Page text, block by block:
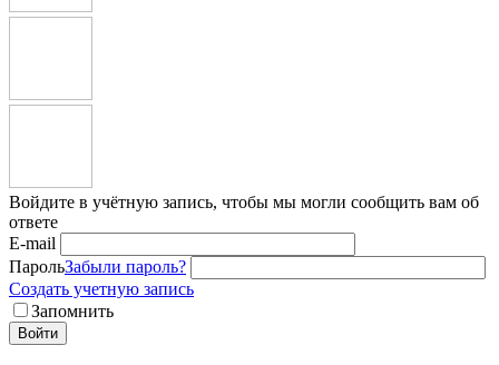
Войдите в учётную запись, чтобы мы могли сообщить вам об
ответе
E-mail
ПарольЗабыли пароль?
Создать учетную запись
Запомнить
Войти